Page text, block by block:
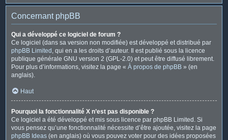
Concernant phpBB
Qui a développé ce logiciel de forum ?
Ce logiciel (dans sa version non modifiée) est développé et distribué par
phpBB Limited , qui en a les droits d’auteur. Il est publié sous la licence
publique générale GNU version 2 (GPL-2.0) et peut être diffusé librement.
Pour plus d’informations, visitez la page « À propos de phpBB » (en
anglais).
Haut
Pourquoi la fonctionnalité X n’est pas disponible ?
Ce logiciel a été développé et mis sous licence par phpBB Limited. Si
vous pensez qu’une fonctionnalité nécessite d’être ajoutée, visitez la page
phpBB Ideas (en anglais) où vous pouvez voter pour des idées proposées